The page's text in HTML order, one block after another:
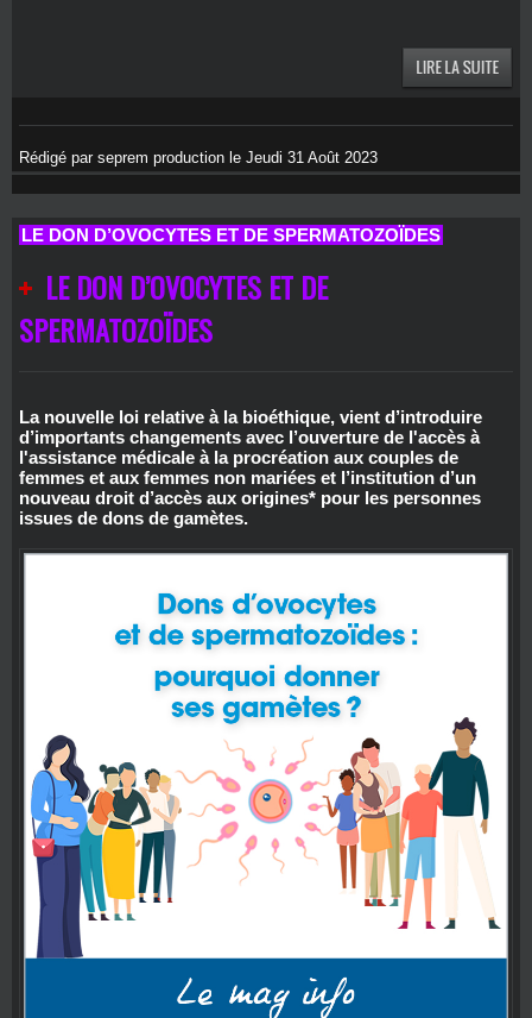
Rédigé par seprem production le Jeudi 31 Août 2023
LE DON D’OVOCYTES ET DE SPERMATOZOÏDES
LE DON D’OVOCYTES ET DE
SPERMATOZOÏDES
La nouvelle loi relative à la bioéthique, vient d’introduire
d’importants changements avec l’ouverture de l'accès à
l'assistance médicale à la procréation aux couples de
femmes et aux femmes non mariées et l’institution d’un
nouveau droit d’accès aux origines* pour les personnes
issues de dons de gamètes.